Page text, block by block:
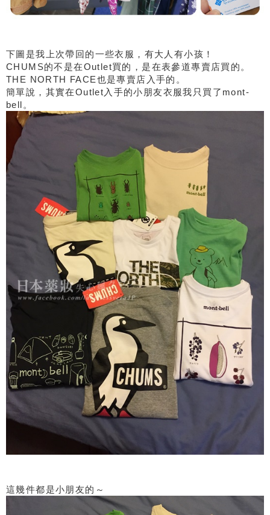
下圖是我上次帶回的一些衣服，有大人有小孩！
CHUMS的不是在Outlet買的，是在表參道專賣店買的。
THE NORTH FACE也是專賣店入手的。
簡單說，其實在Outlet入手的小朋友衣服我只買了mont-
bell。
這幾件都是小朋友的～